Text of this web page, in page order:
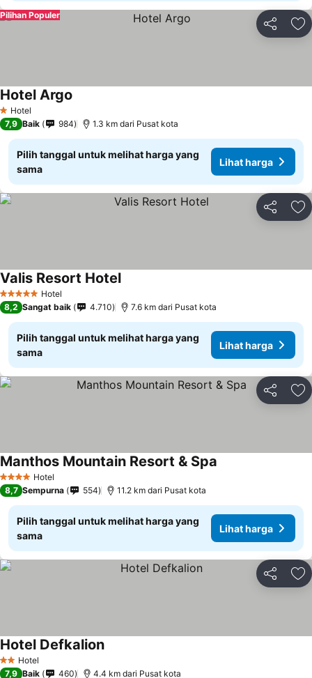
Bagikan
Pilihan Populer
1 Bintang
Hotel
Hotel Argo
7,9 Baik 984 1.3 km dari Pusat kota
Pilih tanggal untuk melihat harga yang
sama
Lihat harga
Bagikan
5 Bintang Hotel
Valis Resort Hotel
8,2 Sangat baik 4.710 7.6 km dari Pusat kota
Pilih tanggal untuk melihat harga yang
sama
Lihat harga
Bagikan
4 BintangHotel
Manthos Mountain Resort & Spa
8,7 Sempurna 554 11.2 km dari Pusat kota
Pilih tanggal untuk melihat harga yang
sama
Lihat harga
Bagikan
2 Bintang
Hotel
Hotel Defkalion
7,9 Baik 460 4.4 km dari Pusat kota